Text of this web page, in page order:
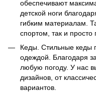
обеспечивают
детской ноги
гибким материалам.
спортом, так и просто
Кеды. Стильные кеды
одеждой. Благодаря
любую погоду. У нас
дизайнов, от
вариантов.